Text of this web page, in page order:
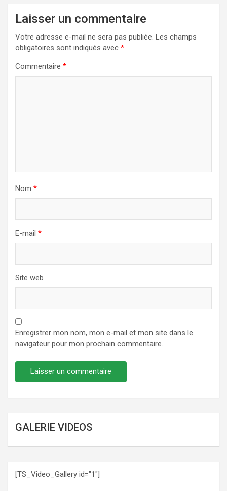
Laisser un commentaire
Votre adresse e-mail ne sera pas publiée. Les champs
obligatoires sont indiqués avec *
Commentaire *
Nom *
E-mail *
Site web
Enregistrer mon nom, mon e-mail et mon site dans le
navigateur pour mon prochain commentaire.
GALERIE VIDEOS
[TS_Video_Gallery id="1"]